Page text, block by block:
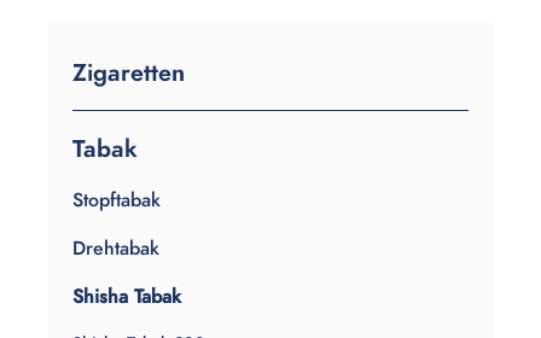
Zigaretten
Tabak
Stopftabak
Drehtabak
Shisha Tabak